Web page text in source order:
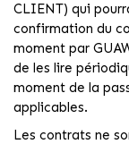
CLIENT) qui
confirmation du
moment par
de les lire
moment de la
applicables.
Les contrats ne